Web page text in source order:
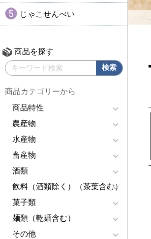
じゃこせんべい
商品を探す
商品カテゴリーから
商品特性
農産物
水産物
畜産物
酒類
飲料（酒類除く）（茶葉含む）
菓子類
麺類（乾麺含む）
その他